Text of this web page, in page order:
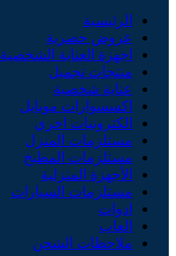
الرئيسية
عروض حصرية
اجهزة العناية الشخصية
منتجات تجميل
عناية شخصية
اكسسوارات موبايل
الكترونيات اخري
مستلزمات المنزل
مستلزمات المطبخ
الأجهزة المنزلية
مستلزمات السيارات
ادوات
العاب
ملاحظات الشحن